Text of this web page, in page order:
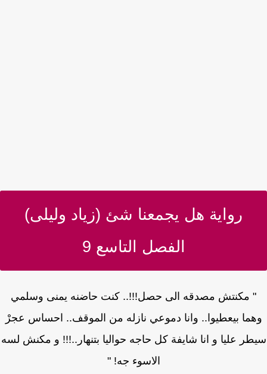
رواية هل يجمعنا شئ (زياد وليلى)
الفصل التاسع 9
" مكنتش مصدقه الى حصل!!!.. كنت حاضنه يمنى وسلمي
بيعطيوا.. وانا دموعي نازله من الموقف.. احساس عجرْ
عليا و انا شايفة كل حاجه حواليا بتنهار..!!! و مكنش لسه
الاسوء جه! "